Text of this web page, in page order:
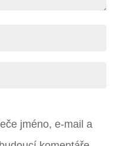
jméno, e-mail a